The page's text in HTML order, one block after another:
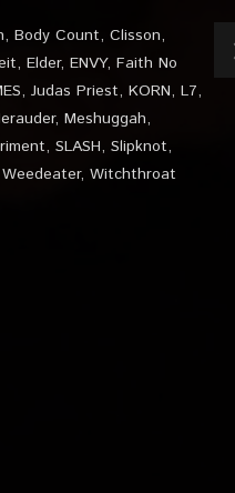
, Body Count, Clisson,
, Elder, ENVY, Faith No
, Judas Priest, KORN, L7,
, Meshuggah,
, SLASH, Slipknot,
Weedeater, Witchthroat